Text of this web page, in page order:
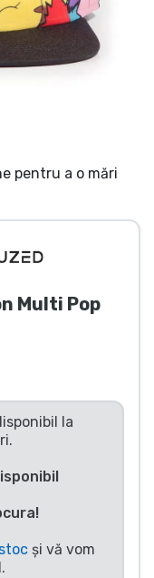
pentru a o mări
Multi Pop
la
și vă vom